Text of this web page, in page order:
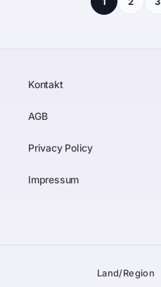
Kontakt
AGB
Privacy Policy
Impressum
Land/Region